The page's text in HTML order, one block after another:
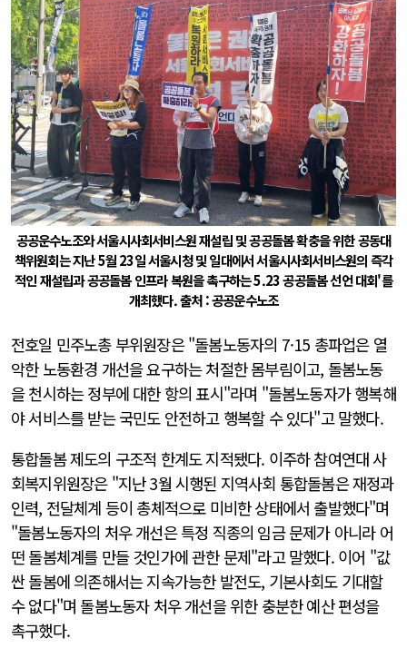
공공운수노조와 서울시사회서비스원 재설립 및 공공돌봄 확충을 위한 공동대
책위원회는 지난 5월 23일 서울시청 및 일대에서 서울시사회서비스원의 즉각
적인 재설립과 공공돌봄 인프라 복원을 촉구하는 5.23 공공돌봄 선언 대회'를
개최했다. 출처 : 공공운수노조
전호일 민주노총 부위원장은 "돌봄노동자의 7·15 총파업은 열
악한 노동환경 개선을 요구하는 처절한 몸부림이고, 돌봄노동
을 천시하는 정부에 대한 항의 표시"라며 "돌봄노동자가 행복해
야 서비스를 받는 국민도 안전하고 행복할 수 있다"고 말했다.
통합돌봄 제도의 구조적 한계도 지적됐다. 이주하 참여연대 사
회복지위원장은 "지난 3월 시행된 지역사회 통합돌봄은 재정과
인력, 전달체계 등이 총체적으로 미비한 상태에서 출발했다"며
"돌봄노동자의 처우 개선은 특정 직종의 임금 문제가 아니라 어
떤 돌봄체계를 만들 것인가에 관한 문제"라고 말했다. 이어 "값
싼 돌봄에 의존해서는 지속가능한 발전도, 기본사회도 기대할
수 없다"며 돌봄노동자 처우 개선을 위한 충분한 예산 편성을
촉구했다.